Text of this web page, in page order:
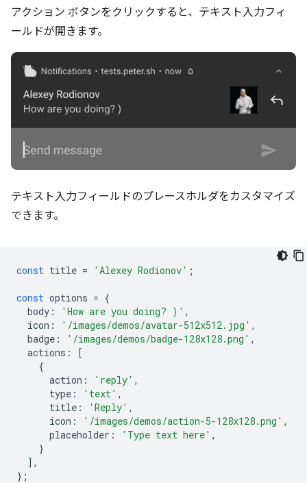
アクション ボタンをクリックすると、テキスト入力フィ
ールドが開きます。
テキスト入力フィールドのプレースホルダをカスタマイズ
できます。
const title = 'Alexey Rodionov' ;
const options = {
body : 'How are you doing? )' ,
icon : '/images/demos/avatar-512x512.jpg' ,
badge : '/images/demos/badge-128x128.png' ,
actions :
[
{
action : 'reply' ,
type : 'text' ,
title : 'Reply' ,
icon : '/images/demos/action-5-128x128.png' ,
placeholder : 'Type text here' ,
}
],
};